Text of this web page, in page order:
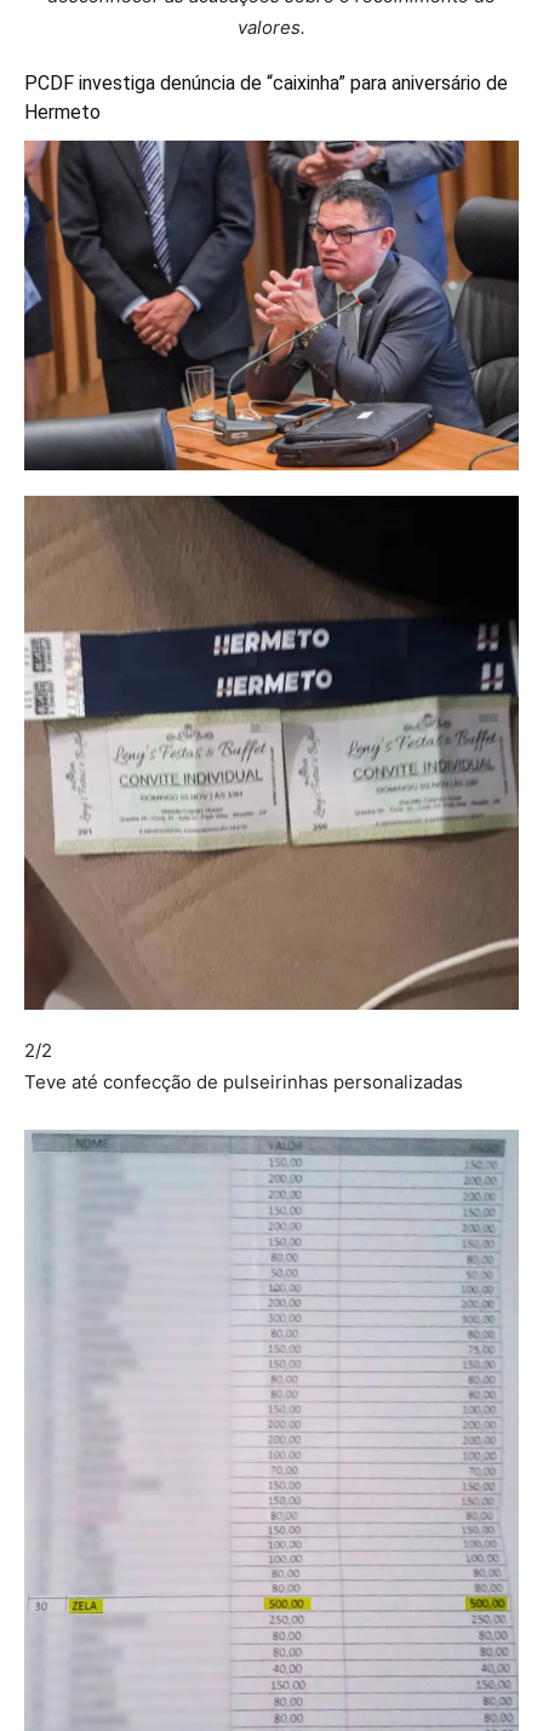
valores.
PCDF investiga denúncia de “caixinha” para aniversário de
Hermeto
2/2
Teve até confecção de pulseirinhas personalizadas